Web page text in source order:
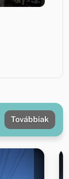
Továbbiak